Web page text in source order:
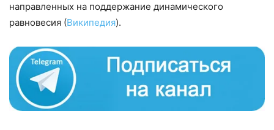
направленных на поддержание динамического
равновесия (Википедия).